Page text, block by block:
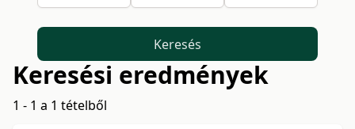
Keresés
Keresési eredmények
1 - 1 a 1 tételből